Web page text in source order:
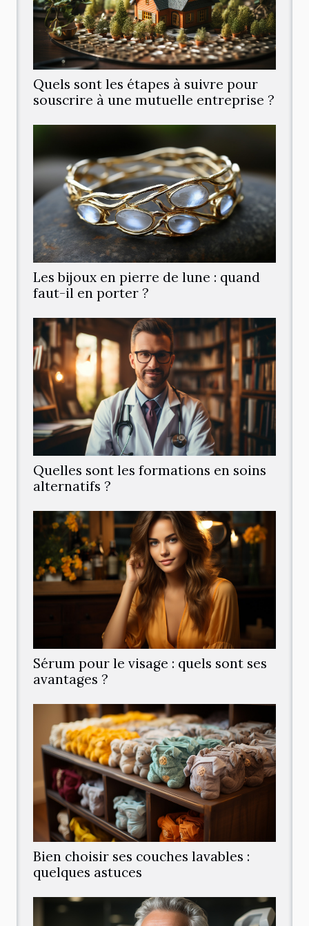
Quels sont les étapes à suivre pour
souscrire à une mutuelle entreprise ?
Les bijoux en pierre de lune : quand
faut-il en porter ?
Quelles sont les formations en soins
alternatifs ?
Sérum pour le visage : quels sont ses
avantages ?
Bien choisir ses couches lavables :
quelques astuces